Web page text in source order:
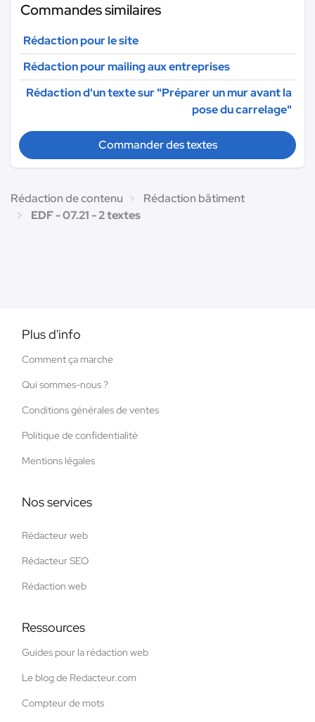
Commandes similaires
Rédaction pour le site
Rédaction pour mailing aux entreprises
Rédaction d'un texte sur "Préparer un mur avant la
pose du carrelage"
Commander des textes
Rédaction de contenu
Rédaction bâtiment
EDF - 07.21 - 2 textes
Plus d'info
Comment ça marche
Qui sommes-nous ?
Conditions générales de ventes
Politique de confidentialité
Mentions légales
Nos services
Rédacteur web
Rédacteur SEO
Rédaction web
Ressources
Guides pour la rédaction web
Le blog de Redacteur.com
Compteur de mots